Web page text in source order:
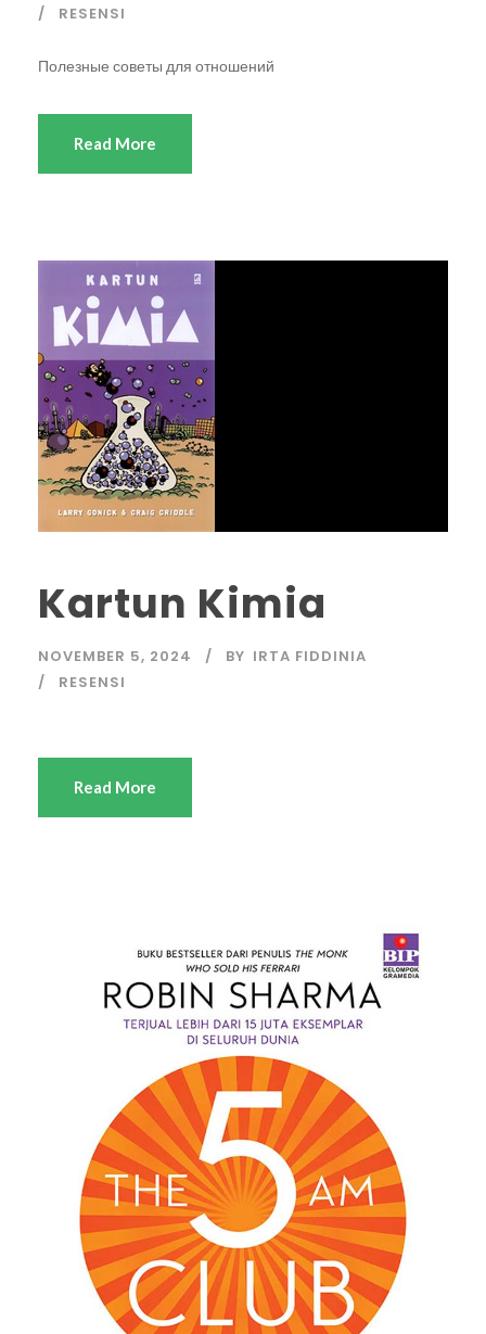
RESENSI
Полезные советы для отношений
Read More
Kartun Kimia
NOVEMBER 5, 2024 BY IRTA FIDDINIA
RESENSI
Read More